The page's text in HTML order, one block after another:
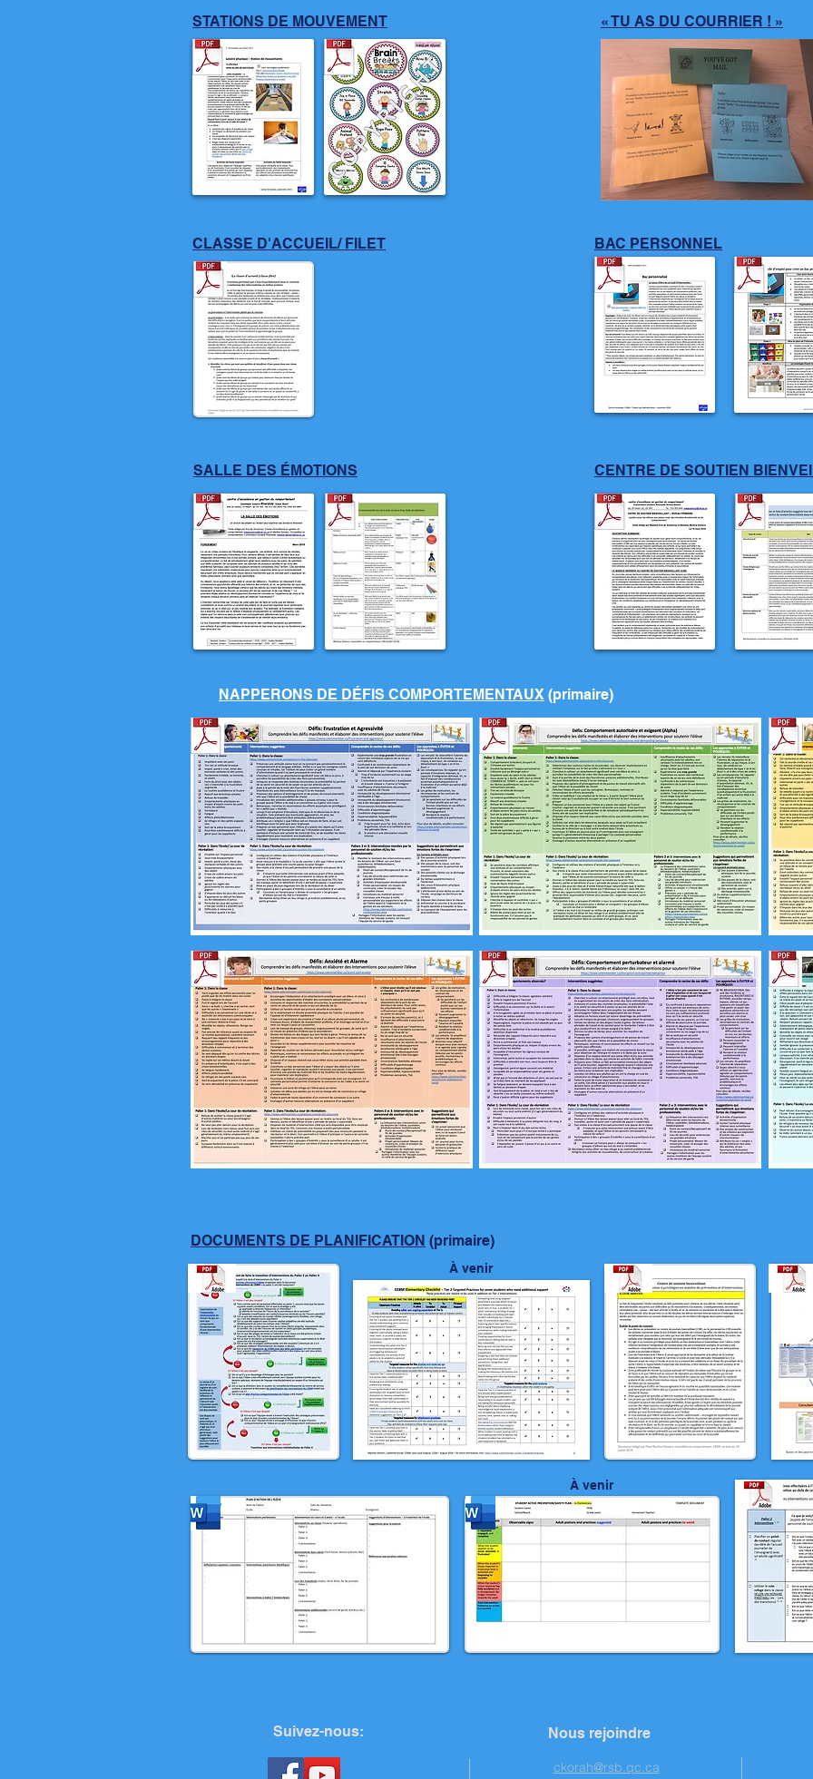
STATIONS DE MOUVEMENT « TU AS DU COURRIER ! »
CLASSE D'ACCUEIL/ FILET BAC PERSONNEL
SALLE DES ÉMOTIONS CENTRE DE SOUTIEN
NAPPERONS DE DÉFIS COMPORTEMENTAUX (primaire)
DOCUMENTS DE PLANIFICATION (primaire)
​À venir​
​À venir​
Suivez-nous: Nous rejoindre
ckorah@rsb.qc.ca